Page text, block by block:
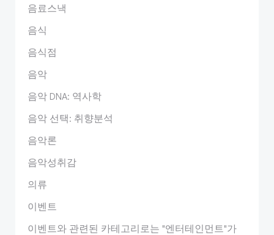
음료스낵
음식
음식점
음악
음악 DNA: 역사학
음악 선택: 취향분석
음악론
음악성취감
의류
이벤트
이벤트와 관련된 카테고리로는 "엔터테인먼트"가